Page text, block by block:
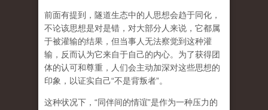
前面有提到，隧道生态中的人思想会趋于同化，
不论该思想是对是错，对大部分人来说，它都属
于被灌输的结果，但当事人无法察觉到这种灌
输，反而认为它来自于自己的内心。为了获得团
体的认可和尊重，人们会主动加深对这些思想的
印象，以证实自己“不是背叛者”。
这种状况下，“同伴间的情谊”是作为一种压力的